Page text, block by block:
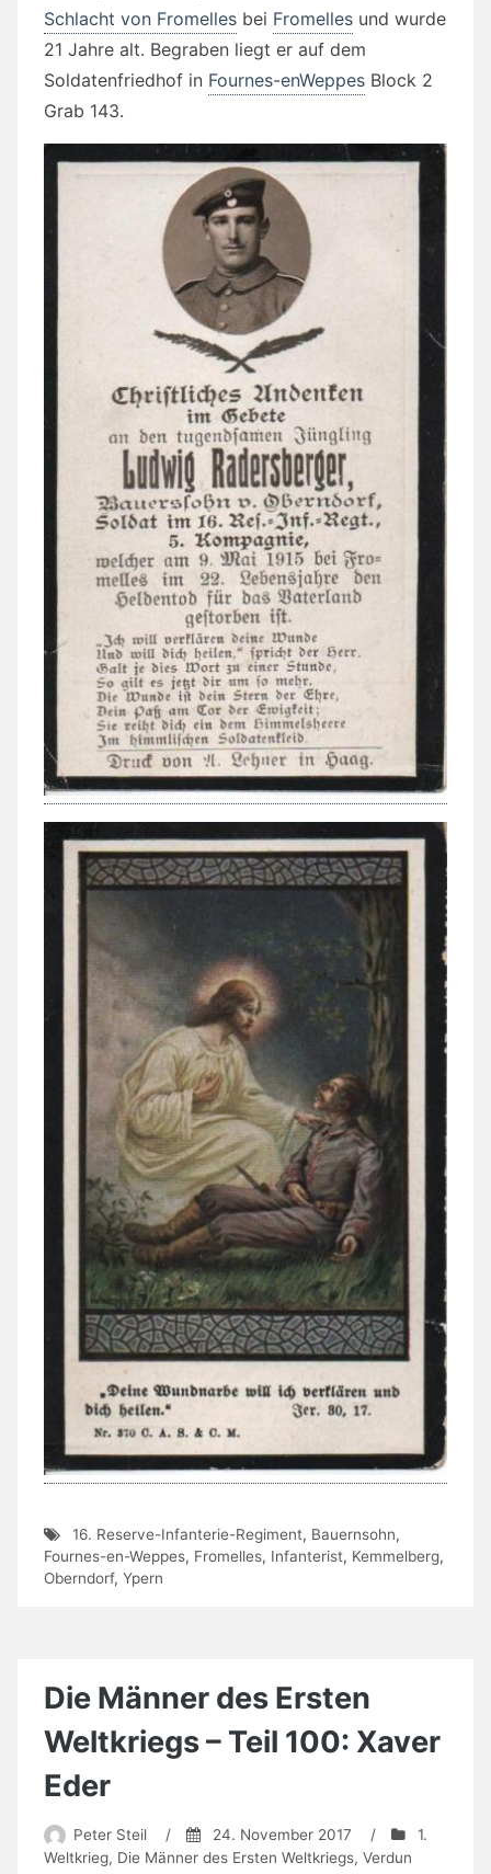
Schlacht von Fromelles bei Fromelles und wurde
21 Jahre alt. Begraben liegt er auf dem
Soldatenfriedhof in Fournes-enWeppes Block 2
Grab 143.
16. Reserve-Infanterie-Regiment, Bauernsohn,
Fournes-en-Weppes, Fromelles, Infanterist, Kemmelberg,
Oberndorf, Ypern
Die Männer des Ersten
Weltkriegs – Teil 100: Xaver
Eder
Peter Steil / 24. November 2017 /
1.
Weltkrieg, Die Männer des Ersten Weltkriegs, Verdun